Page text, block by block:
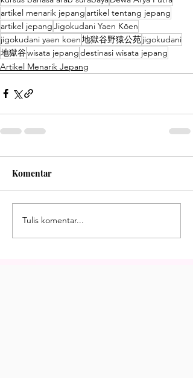
artikel menarik jepang artikel tentang jepang
artikel jepangJigokudani Yaen Kōen
jigokudani yaen koen地獄谷野猿公苑jigokudani
地獄谷wisata jepangdestinasi wisata jepang
Artikel Menarik Jepang
Komentar
Tulis komentar...